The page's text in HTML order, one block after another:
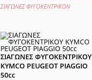
ΣΙΑΓΩΝΕΣ ΦΥΓΟΚΕΝΤΡΙΚΟΝ
ΣΙΑΓΩΝΕΣ ΦΥΓΟΚΕΝΤΡΙΚΟΥ
KYMCO PEUGEOT PIAGGIO
50cc